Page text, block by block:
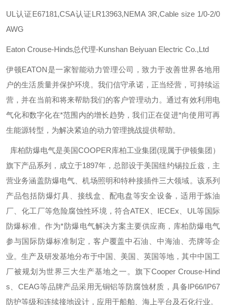
UL认证E67181,CSA认证LR13963,NEMA 3R,Cable size 1/0-2/0
AWG
Eaton Crouse-Hinds总代理-Kunshan Beiyuan Electric Co.,Ltd
伊顿EATON是一家智能动力管理公司，致力于改善世界各地用
户的生活质量并保护环境。我们信守承诺，正当经营，可持续运
营，并在当前和将来帮助我们的客户管理动力。通过有效利用电
气化和数字化在*范围内的增长趋势，我们正在促进*向使用可再
生能源转型，为解决紧迫的动力管理挑战提供帮助。
库柏防爆电气是美国COOPER库柏工业集团(现属于伊顿集团）
旗下产品系列，成立于1897年，总部设于美国纽约锡拉丘兹，主
营业务涵盖防爆电气、机场照明和特种接插件三大领域。该系列
产品包括防爆灯具、接线盒、配电盘等安全设备，适用于炼油
厂、化工厂等危险腐蚀性环境，符合ATEX IECEx UL 等国际
防爆标准。作为*防爆电气解决方案主要供应商，库柏防爆电气
参与国际防爆标准制定，客户覆盖中石油、中海油、壳牌等企
业。生产及研发基地分布于中国、美国、英国等地，其中中国工
厂被规划为世界三大生产基地之一。旗下Cooper Crouse-Hind
s
CEAG等品牌产品采用无铜铝等防腐蚀材质，具备IP66/IP67
防护等级和连续接地设计，应用于船舶、海上平台及石化行业。